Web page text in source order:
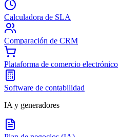
Calculadora de SLA
Comparación de CRM
Plataforma de comercio electrónico
Software de contabilidad
IA y generadores